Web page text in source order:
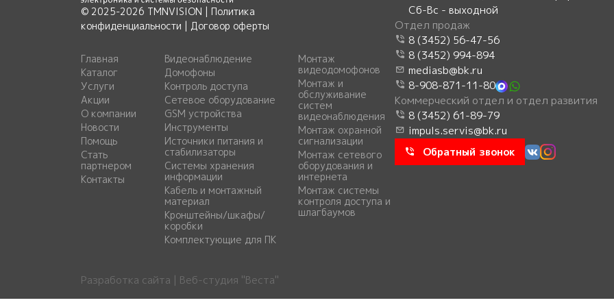
© 2025-2026 TMNVISION | Политика
конфиденциальности | Договор оферты
Главная
Каталог
Услуги
Акции
О компании
Новости
Помощь
Стать
партнером
Контакты
Видеонаблюдение
Домофоны
Контроль доступа
Сетевое оборудование
GSM устройства
Инструменты
Источники питания и
стабилизаторы
Системы хранения
информации
Кабель и монтажный
материал
Кронштейны/шкафы/
коробки
Комплектующие для ПК
Монтаж
видеодомофонов
Монтаж и
обслуживание
систем
видеонаблюдения
Монтаж охранной
сигнализации
Монтаж сетевого
оборудования и
интернета
Монтаж системы
контроля доступа и
шлагбаумов
Сб-Вс - выходной
Отдел продаж
8 (3452) 56-47-56
8 (3452) 994-894
mediasb@bk.ru
8-908-871-11-80
Коммерческий отдел и отдел развития
8 (3452) 61-89-79
impuls.servis@bk.ru
Обратный звонок
Разработка сайта | Веб-студия "Веста"